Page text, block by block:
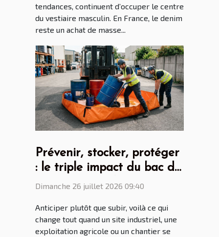
tendances, continuent d’occuper le centre
du vestiaire masculin. En France, le denim
reste un achat de masse...
Prévenir, stocker, protéger
: le triple impact du bac de
rétention souple
Dimanche 26 juillet 2026 09:40
Anticiper plutôt que subir, voilà ce qui
change tout quand un site industriel, une
exploitation agricole ou un chantier se